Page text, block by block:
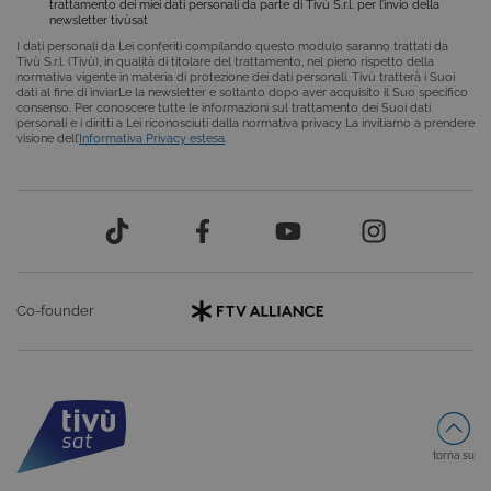
trattamento dei miei dati personali da parte di Tivù S.r.l. per l’invio della
newsletter tivùsat
I dati personali da Lei conferiti compilando questo modulo saranno trattati da
Tivù S.r.l. (Tivù), in qualità di titolare del trattamento, nel pieno rispetto della
normativa vigente in materia di protezione dei dati personali. Tivù tratterà i Suoi
dati al fine di inviarLe la newsletter e soltanto dopo aver acquisito il Suo specifico
consenso. Per conoscere tutte le informazioni sul trattamento dei Suoi dati
personali e i diritti a Lei riconosciuti dalla normativa privacy La invitiamo a prendere
visione dell’Informativa Privacy estesa
Co-founder
torna su
una sessione
utente
dal server.
CookieScriptConsent
CookieScript
6 mesi
Questo
ASP.NET_SessionId
Cookie di
sessione
piattaforma
uso